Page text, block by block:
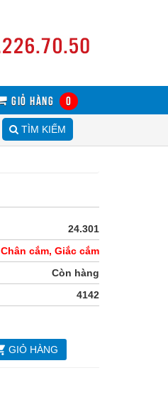
Giỏ hàng 0
TÌM KIẾM
24.301
Chân cắm, Giắc cắm
Còn hàng
4142
GIỎ HÀNG